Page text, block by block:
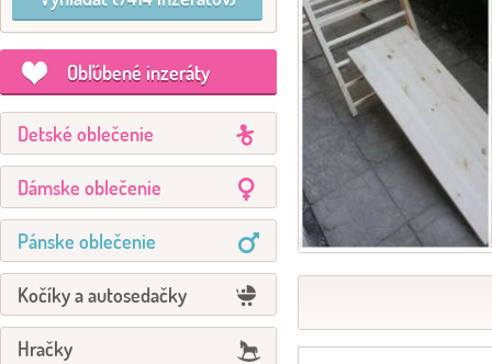
Obľúbené inzeráty
Detské oblečenie
Dámske oblečenie
Pánske oblečenie
Kočíky a autosedačky
Hračky